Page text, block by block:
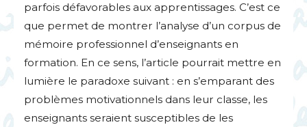
parfois défavorables aux apprentissages. C’est ce
que permet de montrer l’analyse d’un corpus de
mémoire professionnel d’enseignants en
formation. En ce sens, l’article pourrait mettre en
lumière le paradoxe suivant : en s’emparant des
problèmes motivationnels dans leur classe, les
enseignants seraient susceptibles de les